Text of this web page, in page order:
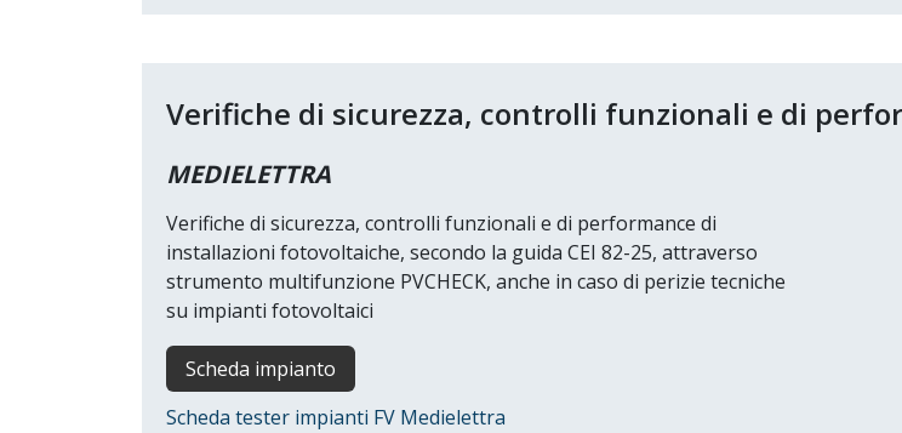
Verifiche di sicurezza, controlli funzionali e di
MEDIELETTRA
Verifiche di sicurezza, controlli funzionali e di performance di
installazioni fotovoltaiche, secondo la guida CEI 82-25, attraverso
strumento multifunzione PVCHECK, anche in caso di perizie tecniche
su impianti fotovoltaici
Scheda impianto
Scheda tester impianti FV Medielettra